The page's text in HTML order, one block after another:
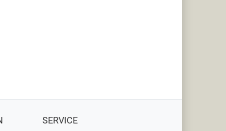
SERVICE